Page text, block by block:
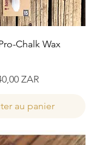
rapide
Chalk Wax
ZAR
au panier